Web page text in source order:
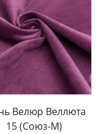
Велюр Веллюта
15 (Союз-М)